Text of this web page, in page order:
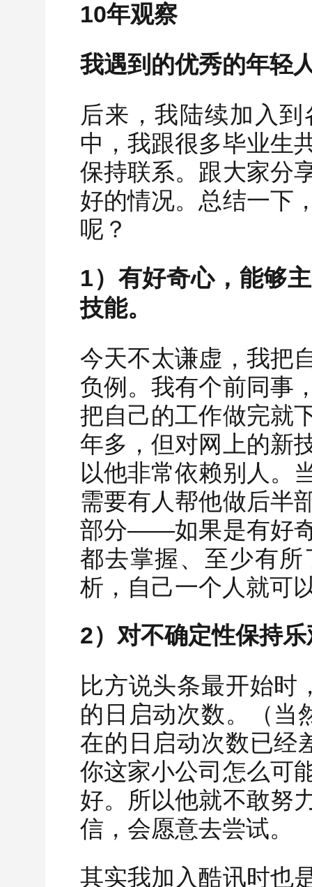
10年观察
我遇到的优秀的年轻
后来，我陆续加入
中，我跟很多毕业生
保持联系。跟大家分
好的情况。总结一下
呢？
1）有好奇心，能够
技能。
今天不太谦虚，我把
负例。我有个前同事
把自己的工作做完就
年多，但对网上的新
以他非常依赖别人。
需要有人帮他做后半
部分——如果是有好
都去掌握、至少有
析，自己一个人就可
2）对不确定性保持
比方说头条最开始时
的日启动次数。（当
在的日启动次数已经
你这家小公司怎么可
好。所以他就不敢努
信，会愿意去尝试。
其实我加入酷讯时也